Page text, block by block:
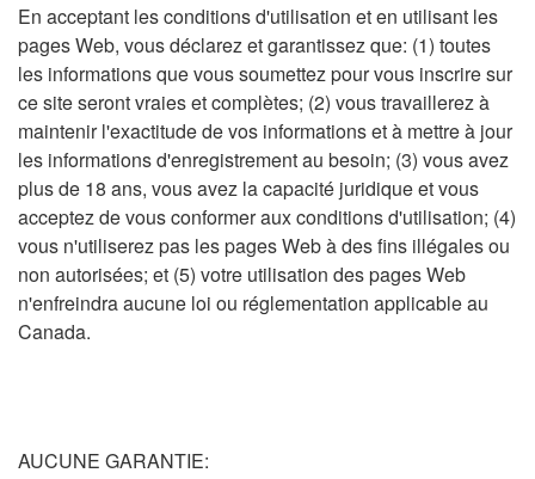
En acceptant les conditions d'utilisation et en utilisant les
pages Web, vous déclarez et garantissez que: (1) toutes
les informations que vous soumettez pour vous inscrire sur
ce site seront vraies et complètes; (2) vous travaillerez à
maintenir l'exactitude de vos informations et à mettre à jour
les informations d'enregistrement au besoin; (3) vous avez
plus de 18 ans, vous avez la capacité juridique et vous
acceptez de vous conformer aux conditions d'utilisation; (4)
vous n'utiliserez pas les pages Web à des fins illégales ou
non autorisées; et (5) votre utilisation des pages Web
n'enfreindra aucune loi ou réglementation applicable au
Canada.
AUCUNE GARANTIE: